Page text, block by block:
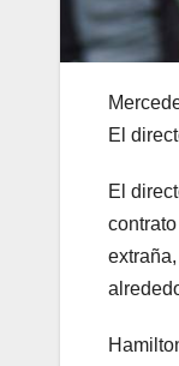
El
El